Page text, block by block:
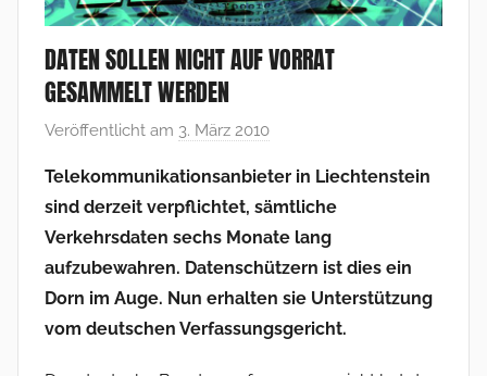
DATEN SOLLEN NICHT AUF VORRAT
GESAMMELT WERDEN
Veröffentlicht am 3. März 2010
n
F
r
a
n
k
Telekommunikationsanbieter in Liechtenstein
sind derzeit verpflichtet, sämtliche
Verkehrsdaten sechs Monate lang
aufzubewahren. Datenschützern ist dies ein
Dorn im Auge. Nun erhalten sie Unterstützung
vom deutschen Verfassungsgericht.